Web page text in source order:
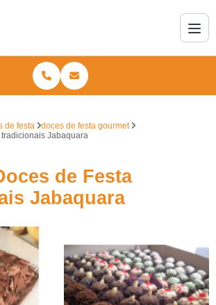
de festa
doces de festa gourmet
Jabaquara
de Festa
Jabaquara